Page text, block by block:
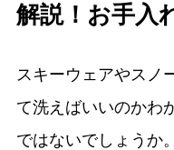
解説！お手入
スキーウェアやスノ
て洗えばいいのかわ
ではないでしょうか。